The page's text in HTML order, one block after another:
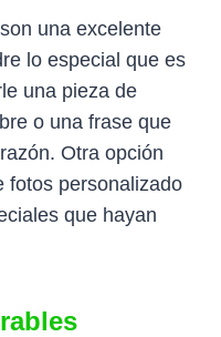
una excelente
lo especial que es
una pieza de
o una frase que
Otra opción
fotos personalizado
que hayan